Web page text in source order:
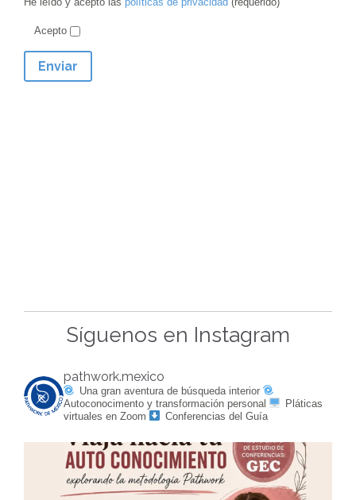
Acepto
Síguenos en Instagram
pathwork.mexico
Una gran aventura de búsqueda interior
Autoconocimento y transformación personal
Pláticas
virtuales en Zoom
Conferencias del Guía